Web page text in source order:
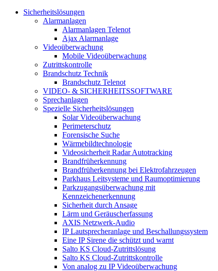
Sicherheitslösungen
Alarmanlagen
Alarmanlagen Telenot
Ajax Alarmanlage
Videoüberwachung
Mobile Videoüberwachung
Zutrittskontrolle
Brandschutz Technik
Brandschutz Telenot
VIDEO- & SICHERHEITSSOFTWARE
Sprechanlagen
Spezielle Sicherheitslösungen
Solar Videoüberwachung
Perimeterschutz
Forensische Suche
Wärmebildtechnologie
Videosicherheit Radar Autotracking​
Brandfrüherkennung
Brandfrüherkennung bei Elektrofahrzeugen
Parkhaus Leitsysteme und Raumoptimierung
Parkzugangsüberwachung mit
Kennzeichenerkennung
Sicherheit durch Ansage
Lärm und Geräuscherfassung
AXIS Netzwerk-Audio
IP Lautsprecheranlage und Beschallungssystem
Eine IP Sirene die schützt und warnt
Salto KS Cloud-Zutrittslösung
Salto KS Cloud-Zutrittskontrolle
Von analog zu IP Videoüberwachung